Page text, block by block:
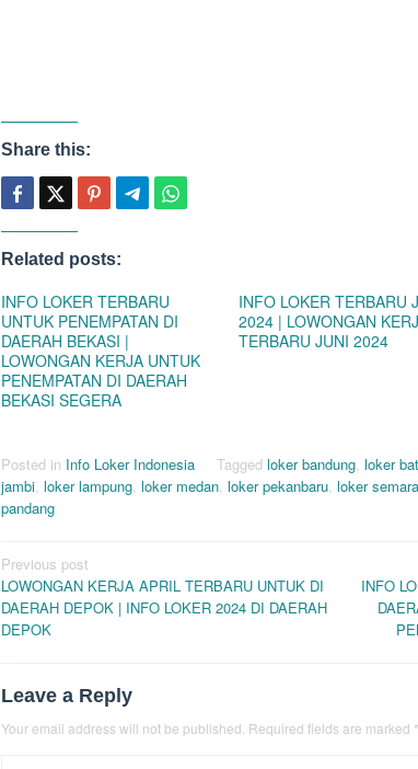
Share this:
Related posts:
INFO LOKER TERBARU
UNTUK PENEMPATAN DI
DAERAH BEKASI |
LOWONGAN KERJA UNTUK
PENEMPATAN DI DAERAH
BEKASI SEGERA
INFO LOKER TERBARU
2024 | LOWONGAN
TERBARU JUNI 2024
Posted in Info Loker Indonesia Tagged loker bandung, loker
jambi, loker lampung, loker medan, loker pekanbaru, loker
pandang
Post
navigation
Previous post
LOWONGAN KERJA APRIL TERBARU UNTUK DI
DAERAH DEPOK | INFO LOKER 2024 DI DAERAH
DEPOK
INFO
Leave a Reply
Your email address will not be published. Required fields are marked *